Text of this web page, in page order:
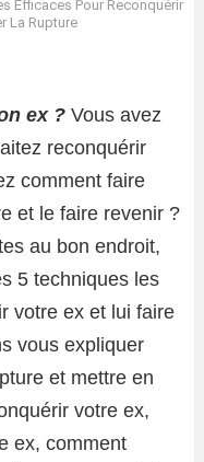
Efficaces Pour Reconquérir
La Rupture
ex ? Vous avez
reconquérir
comment faire
et le faire revenir ?
au bon endroit,
5 techniques les
votre ex et lui faire
vous expliquer
et mettre en
votre ex,
ex, comment